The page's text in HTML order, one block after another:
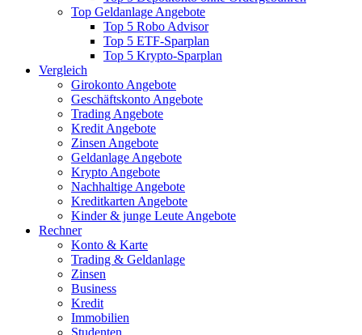
Top Geldanlage Angebote
Top 5 Robo Advisor
Top 5 ETF-Sparplan
Top 5 Krypto-Sparplan
Vergleich
Girokonto Angebote
Geschäftskonto Angebote
Trading Angebote
Kredit Angebote
Zinsen Angebote
Geldanlage Angebote
Krypto Angebote
Nachhaltige Angebote
Kreditkarten Angebote
Kinder & junge Leute Angebote
Rechner
Konto & Karte
Trading & Geldanlage
Zinsen
Business
Kredit
Immobilien
Studenten